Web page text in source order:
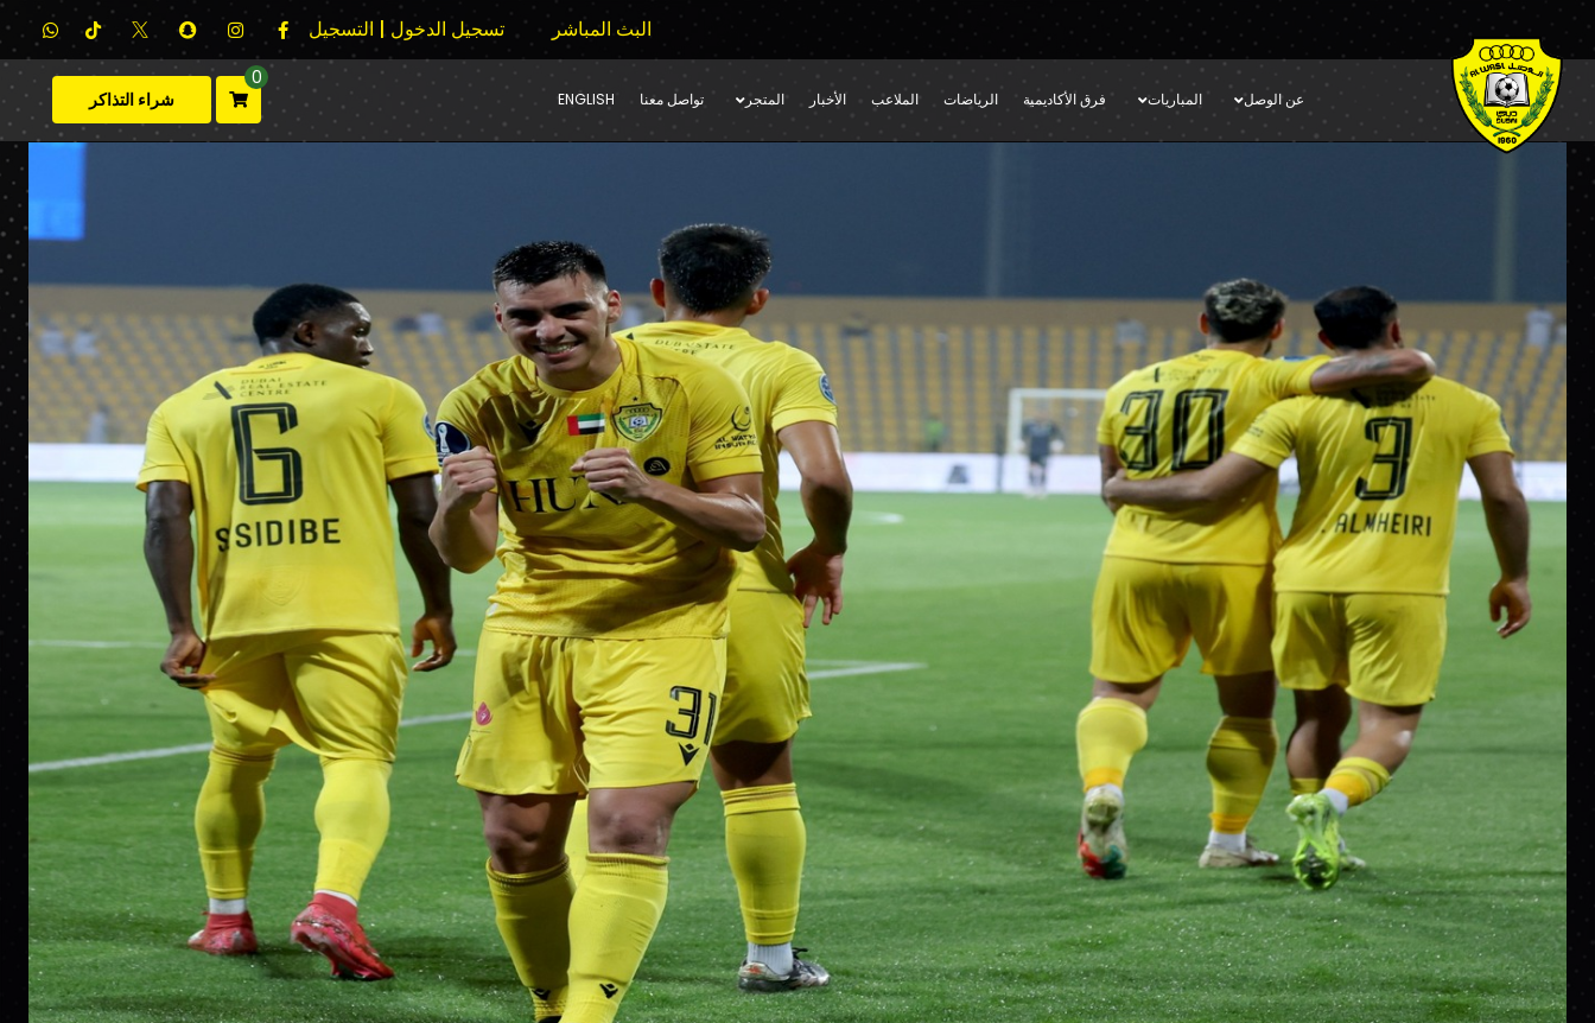
البث المباشر تسجيل الدخول | التسجيل
عن الوصل المباريات فرق الأكاديمية الرياضات الملاعب الأخبار المتجر تواصل معنا ENGLISH
0
شراء التذاكر